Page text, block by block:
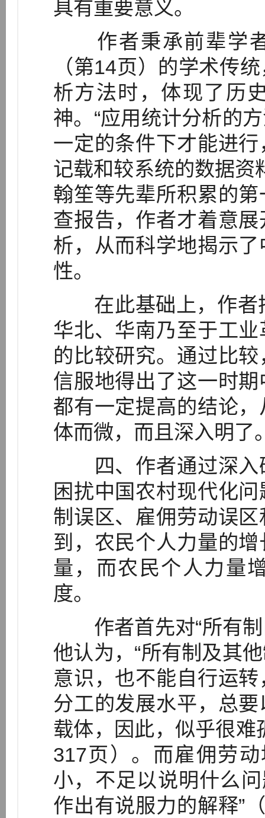
具有重要意义。
作者秉承前辈学者
（第14页）的学术传
析方法时，体现了历
神。“应用统计分析的
一定的条件下才能进
记载和较系统的数据资
翰笙等先辈所积累的
查报告，作者才着意
析，从而科学地揭示
性。
在此基础上，作者
华北、华南乃至于工
的比较研究。通过比
信服地得出了这一时
都有一定提高的结论
体而微，而且深入明了
四、作者通过深入
困扰中国农村现代化
制误区、雇佣劳动误
到，农民个人力量的
量，而农民个人力量
度。
作者首先对“所有制
他认为，“所有制及其
意识，也不能自行运
分工的发展水平，总
载体，因此，似乎很难
317页）。而雇佣劳
小，不足以说明什么
作出有说服力的解释”